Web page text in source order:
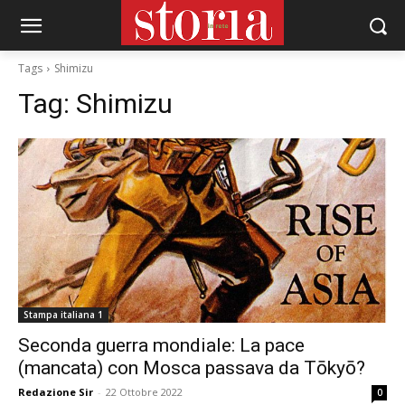
Tags Shimizu
Tag: Shimizu
Stampa italiana 1
Seconda guerra mondiale: La pace
(mancata) con Mosca passava da Tōkyō?
Redazione Sir - 22 Ottobre 2022 0